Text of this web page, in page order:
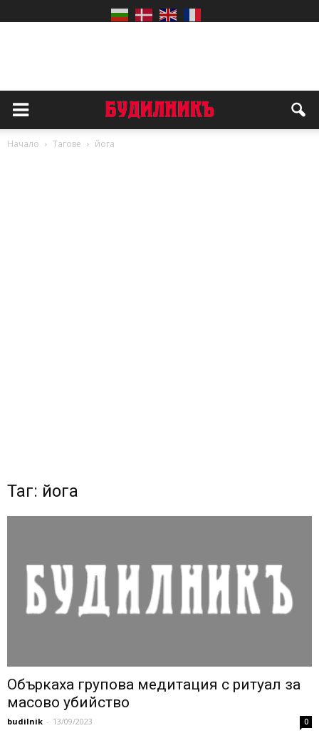
Начало Тагове йога
Таг: йога
Объркаха групова медитация с ритуал за
масово убийство
budilnik - 13/09/2023 0